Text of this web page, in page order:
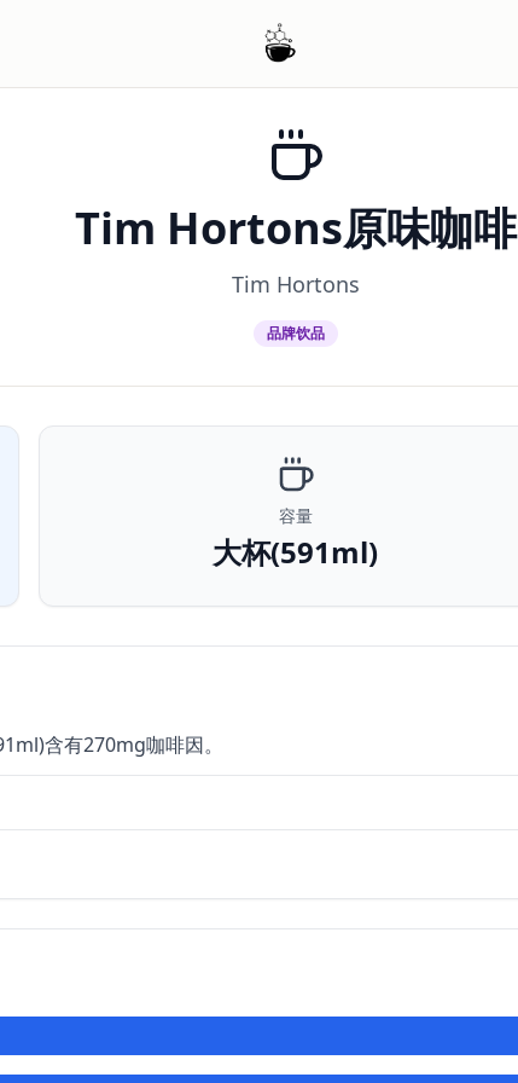
Tim Hortons原味咖啡
Tim Hortons
品牌饮品
容量
大杯(591ml)
含有270mg咖啡因。